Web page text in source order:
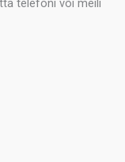
telefoni või meili